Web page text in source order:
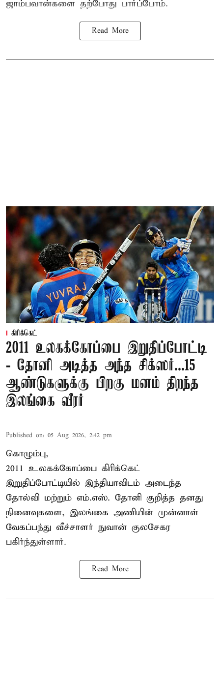
ஜாம்பவான்களை தற்போது பார்ப்போம்.
Read More
கிரிக்கெட்
2011 உலகக்கோப்பை இறுதிப்போட்டி
- தோனி அடித்த அந்த சிக்ஸர்...15
ஆண்டுகளுக்கு பிறகு மனம் திறந்த
இலங்கை வீரர்
Published on: 05 Aug 2026, 2:42 pm
கொழும்பு,
2011 உலகக்கோப்பை கிரிக்கெட்
இறுதிப்போட்டியில் இந்தியாவிடம் அடைந்த
தோல்வி மற்றும் எம்.எஸ். தோனி குறித்த தனது
நினைவுகளை, இலங்கை அணியின் முன்னாள்
வேகப்பந்து வீச்சாளர் நுவான் குலசேகர
பகிர்ந்துள்ளார்.
Read More